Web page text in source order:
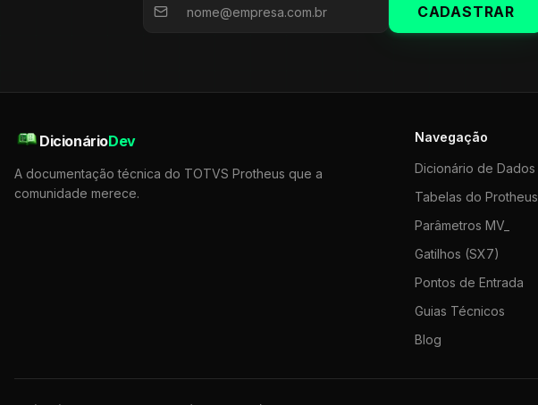
CADASTRAR
DicionárioDev
A documentação técnica do TOTVS Protheus que a
comunidade merece.
Navegação
Dicionário de Dados
Tabelas do Protheus
Parâmetros MV_
Gatilhos (SX7)
Pontos de Entrada
Guias Técnicos
Blog